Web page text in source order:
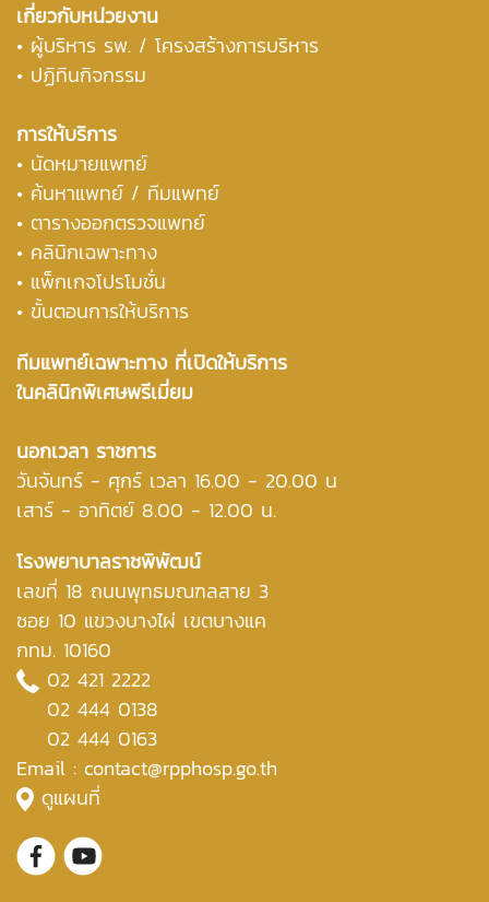
เกี่ยวกับหน่วยงาน
• ผู้บริหาร รพ. / โครงสร้างการบริหาร
• ปฏิทินกิจกรรม
การให้บริการ
• นัดหมายแพทย์
• ค้นหาแพทย์ / ทีมแพทย์
• ตารางออกตรวจแพทย์
• คลินิกเฉพาะทาง
• แพ็กเกจโปรโมชั่น
• ขั้นตอนการให้บริการ
ทีมแพทย์เฉพาะทาง ที่เปิดให้บริการ
ในคลินิกพิเศษพรีเมี่ยม
นอกเวลา ราชการ
วันจันทร์ - ศุกร์ เวลา 16.00 - 20.00 น
เสาร์ - อาทิตย์ 8.00 - 12.00 น.
โรงพยาบาลราชพิพัฒน์
เลขที่ 18 ถนนพุทธมณฑลสาย 3
ซอย 10 แขวงบางไผ่ เขตบางแค
กทม. 10160
02 421 2222
02 444 0138
02 444 0163
Email : contact@rpphosp.go.th
ดูแผนที่